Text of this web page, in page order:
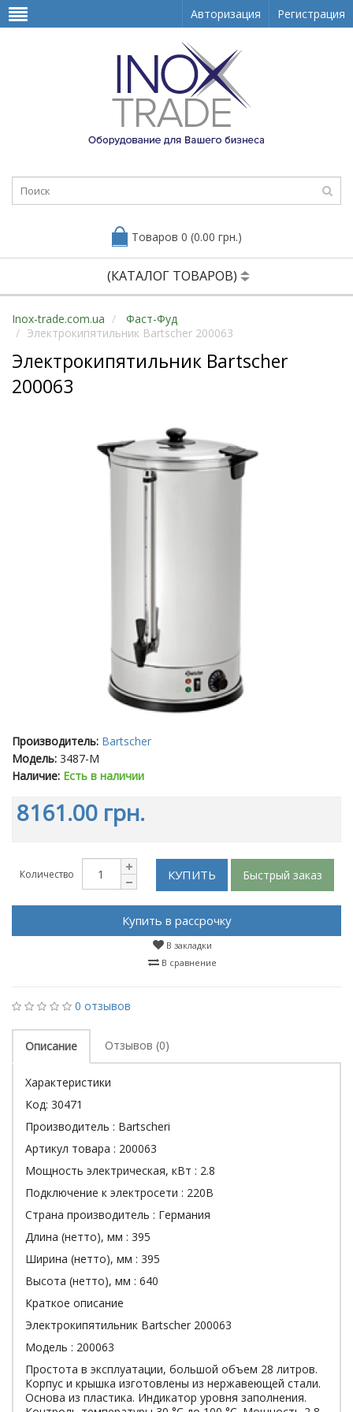
Авторизация Регистрация
Товаров 0 (0.00 грн.)
(КАТАЛОГ ТОВАРОВ)
Inox-trade.com.ua
Фаст-Фуд
Электрокипятильник Bartscher 200063
Электрокипятильник Bartscher
200063
Производитель: Bartscher
Модель: 3487-M
Наличие: Есть в наличии
8161.00 грн.
Количество КУПИТЬ Быстрый заказ
Купить в рассрочку
В закладки
В сравнение
0 отзывов
Описание Отзывов (0)
Характеристики
Код: 30471
Производитель : Bartscheri
Артикул товара : 200063
Мощность электрическая, кВт : 2.8
Подключение к электросети : 220В
Страна производитель : Германия
Длина (нетто), мм : 395
Ширина (нетто), мм : 395
Высота (нетто), мм : 640
Краткое описание
Электрокипятильник Bartscher 200063
Модель : 200063
Простота в эксплуатации, большой объем 28 литров.
Корпус и крышка изготовлены из нержавеющей стали.
Основа из пластика. Индикатор уровня заполнения.